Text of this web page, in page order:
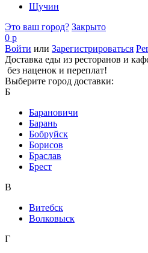
Щучин
Это ваш город? Закрыто
0 р
Войти или Зарегистрироваться
Доставка еды из ресторанов и
без наценок и переплат!
Выберите город доставки:
Б
Барановичи
Барань
Бобруйск
Борисов
Браслав
Брест
В
Витебск
Волковыск
Г